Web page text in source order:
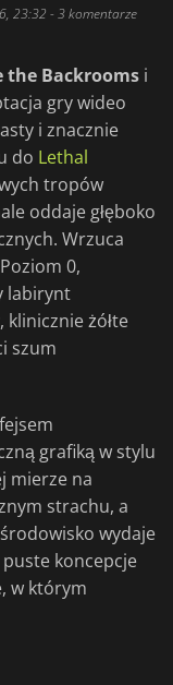
23:32 - 3 komentarze
the Backrooms i
gry wideo
i znacznie
do Lethal
tropów
oddaje głęboko
Wrzuca
0,
labirynt
żółte
szum
grafiką w stylu
mierze na
strachu, a
wydaje
puste koncepcje
w którym